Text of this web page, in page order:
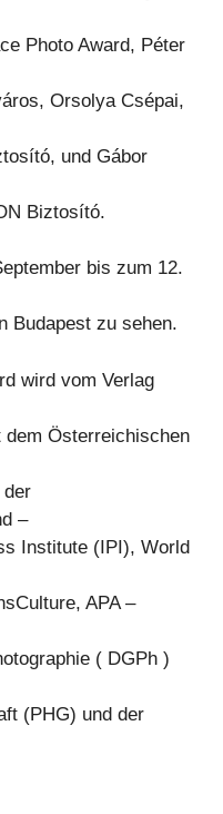
Photo Award, Péter
Orsolya Csépai,
und Gábor
Biztosító.
bis zum 12.
Budapest zu sehen.
wird vom Verlag
dem Österreichischen
der
–
Institute (IPI), World
APA –
( DGPh )
(PHG) und der